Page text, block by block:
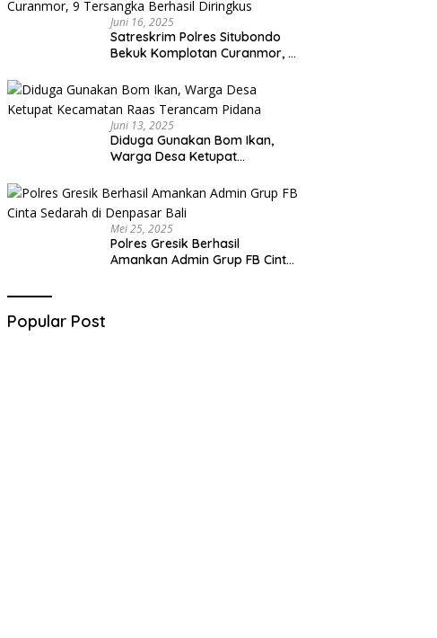
Juni 16, 2025
Satreskrim Polres Situbondo
Bekuk Komplotan Curanmor, 9
Juni 13, 2025
Diduga Gunakan Bom Ikan,
Warga Desa Ketupat
Pidana
Mei 25, 2025
Polres Gresik Berhasil
Amankan Admin Grup FB Cinta
Popular Post